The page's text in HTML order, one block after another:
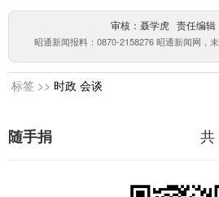
审核：聂学虎 责任编辑
昭通新闻报料：0870-2158276 昭通新闻网，
标签 >> 时政 会谈
共
随手捐